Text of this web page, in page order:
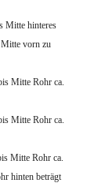
hinteres
vorn zu
Mitte Rohr ca.
Mitte Rohr ca.
Mitte Rohr ca.
hinten beträgt